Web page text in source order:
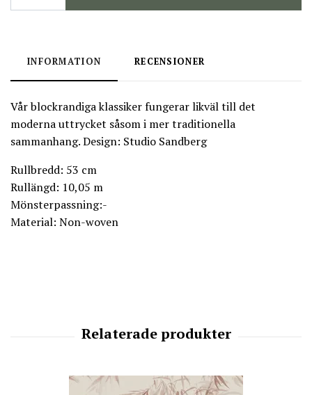
INFORMATION RECENSIONER
Vår blockrandiga klassiker fungerar likväl till det
moderna uttrycket såsom i mer traditionella
sammanhang. Design: Studio Sandberg
Rullbredd: 53 cm
Rullängd: 10,05 m
Mönsterpassning:-
Material: Non-woven